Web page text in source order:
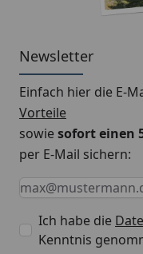
Newsletter
Einfach hier die E-
Vorteile
sowiesofort einen
per E-Mail sichern:
Keine Eingabe
Eingabe erforderlich
E-Mail *
Ich habe die
Kenntnis